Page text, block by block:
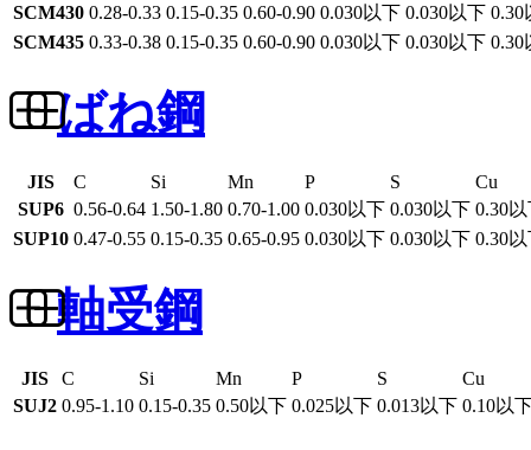
SCM430 0.28-0.33 0.15-0.35 0.60-0.90 0.030以下 0.030以下 0.30
SCM435 0.33-0.38 0.15-0.35 0.60-0.90 0.030以下 0.030以下 0.30
ばね鋼
JIS C Si Mn P S
Cu
SUP6 0.56-0.64 1.50-1.80 0.70-1.00 0.030以下 0.030以下 0.30
SUP10 0.47-0.55 0.15-0.35 0.65-0.95 0.030以下 0.030以下 0.30
軸受鋼
JIS C Si Mn P S
Cu
SUJ2 0.95-1.10 0.15-0.35 0.50以下 0.025以下 0.013以下 0.10以